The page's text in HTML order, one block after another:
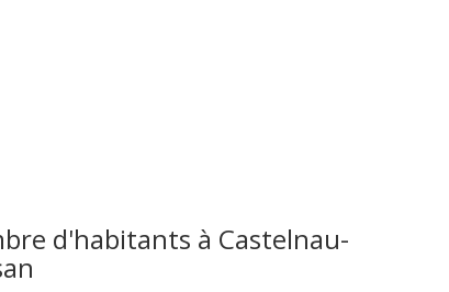
d'habitants à Castelnau-